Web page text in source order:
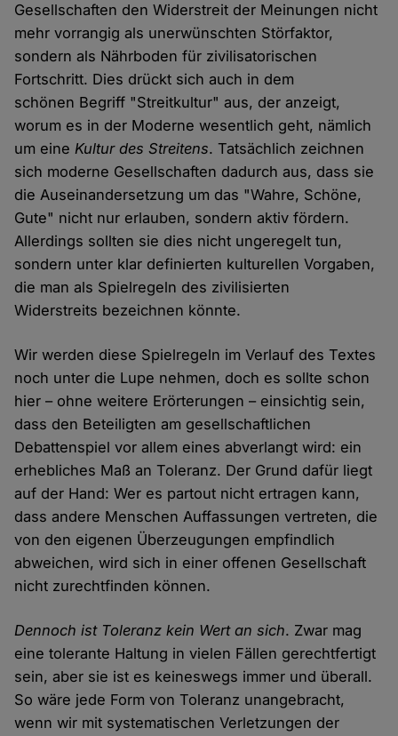
Gesellschaften den Widerstreit der Meinungen nicht
mehr vorrangig als unerwünschten Störfaktor,
sondern als Nährboden für zivilisatorischen
Fortschritt. Dies drückt sich auch in dem
schönen Begriff "Streitkultur" aus, der anzeigt,
worum es in der Moderne wesentlich geht, nämlich
um eineKultur des Streitens. Tatsächlich zeichnen
sich moderne Gesellschaften dadurch aus, dass sie
die Auseinandersetzung um das "Wahre, Schöne,
Gute" nicht nur erlauben, sondern aktiv fördern.
Allerdings sollten sie dies nicht ungeregelt tun,
sondern unter klar definierten kulturellen Vorgaben,
die man als Spielregeln des zivilisierten
Widerstreits bezeichnen könnte.
Wir werden diese Spielregeln im Verlauf des Textes
noch unter die Lupe nehmen, doch es sollte schon
hier – ohne weitere Erörterungen – einsichtig sein,
dass den Beteiligten am gesellschaftlichen
Debattenspiel vor allem eines abverlangt wird: ein
erhebliches Maß an Toleranz. Der Grund dafür liegt
auf der Hand: Wer es partout nicht ertragen kann,
dass andere Menschen Auffassungen vertreten, die
von den eigenen Überzeugungen empfindlich
abweichen, wird sich in einer offenen Gesellschaft
nicht zurechtfinden können.
Dennoch ist Toleranz kein Wert an sich. Zwar mag
eine tolerante Haltung in vielen Fällen gerechtfertigt
sein, aber sie ist es keineswegs immer und überall.
So wäre jede Form von Toleranz unangebracht,
wenn wir mit systematischen Verletzungen der